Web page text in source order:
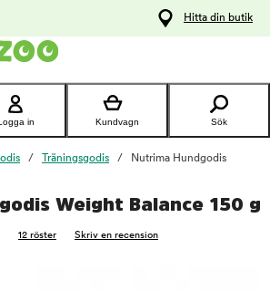
Hitta din butik
in Kundvagn Sök
Träningsgodis
Nutrima Hundgodis
Weight Balance 150 g
12 röster Skriv en recension